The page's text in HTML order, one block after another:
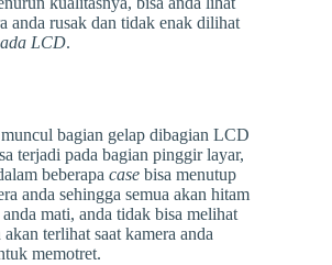
anda rusak dan tidak enak dilihat
LCD.
bagian gelap dibagian LCD
terjadi pada bagian pinggir layar,
beberapa case bisa menutup
anda sehingga semua akan hitam
mati, anda tidak bisa melihat
terlihat saat kamera anda
memotret.